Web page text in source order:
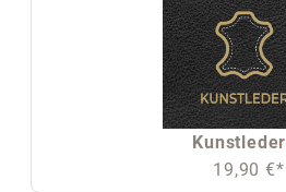
Kunstleder
19,90 €*